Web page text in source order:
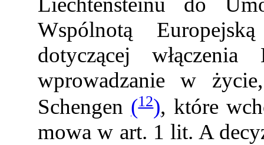
Wspólnotą
dotyczącej
wprowadzanie w
Schengen (12), które
mowa w art. 1 lit. A